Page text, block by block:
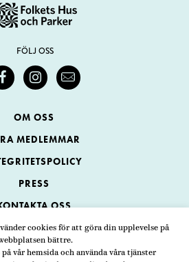
cookies för att göra din upplevelse på
bättre.
vår hemsida och använda våra tjänster
FÖLJ OSS
OM OSS
MEDLEMMAR
PRESS
OSS
Hus och Parker